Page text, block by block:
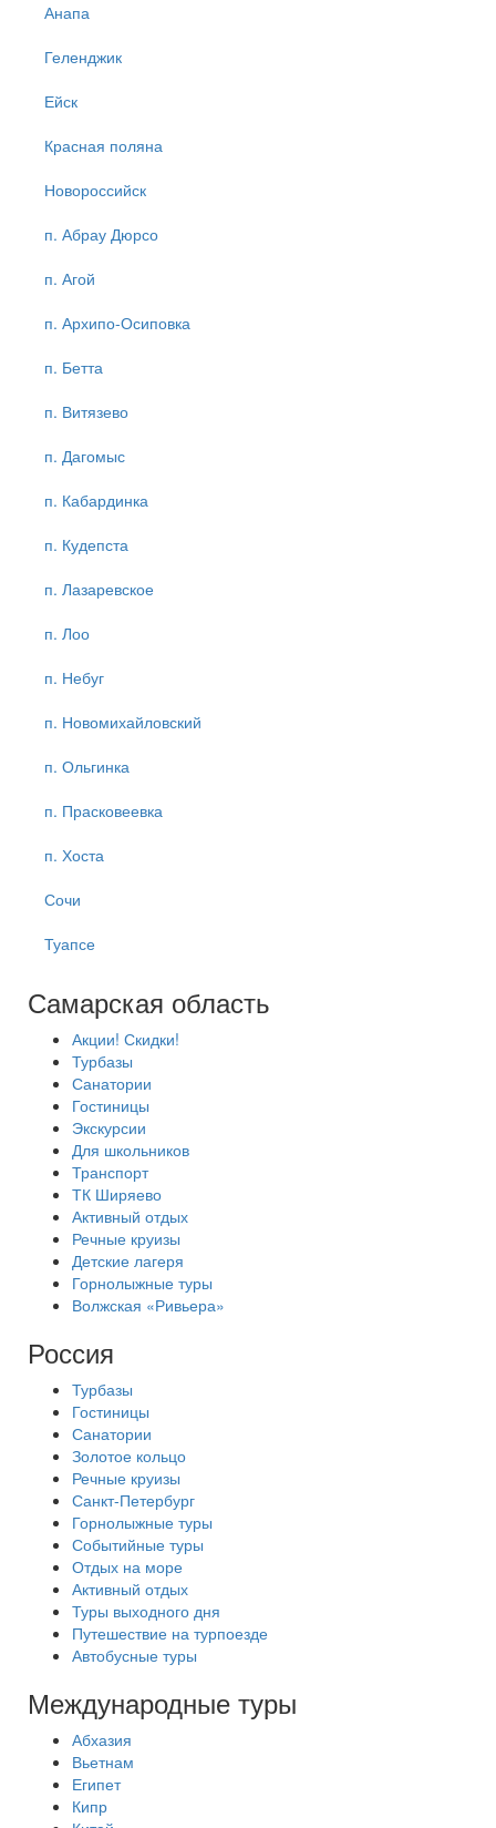
Анапа
Геленджик
Ейск
Красная поляна
Новороссийск
п. Абрау Дюрсо
п. Агой
п. Архипо-Осиповка
п. Бетта
п. Витязево
п. Дагомыс
п. Кабардинка
п. Кудепста
п. Лазаревское
п. Лоо
п. Небуг
п. Новомихайловский
п. Ольгинка
п. Прасковеевка
п. Хоста
Сочи
Туапсе
Самарская область
Акции! Скидки!
Турбазы
Санатории
Гостиницы
Экскурсии
Для школьников
Транспорт
ТК Ширяево
Активный отдых
Речные круизы
Детские лагеря
Горнолыжные туры
Волжская «Ривьера»
Россия
Турбазы
Гостиницы
Санатории
Золотое кольцо
Речные круизы
Санкт-Петербург
Горнолыжные туры
Событийные туры
Отдых на море
Активный отдых
Туры выходного дня
Путешествие на турпоезде
Автобусные туры
Международные туры
Абхазия
Вьетнам
Египет
Кипр